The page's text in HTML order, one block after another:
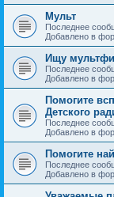
Мульт
Последнее
Добавлено в
Ищу
Последнее
Добавлено в
Помогите
Детского
Последнее
Добавлено в
Помогите
Последнее
Добавлено в